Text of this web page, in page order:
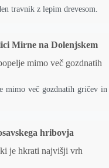
travnik z lepim drevesom.
Mirne na Dolenjskem
mimo več gozdnatih gričev in
hribovja